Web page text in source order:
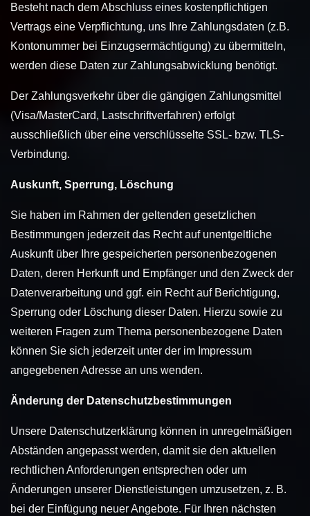
Besteht nach dem Abschluss eines kostenpflichtigen
Vertrags eine Verpflichtung, uns Ihre Zahlungsdaten (z.B.
Kontonummer bei Einzugsermächtigung) zu übermitteln,
werden diese Daten zur Zahlungsabwicklung benötigt.
Der Zahlungsverkehr über die gängigen Zahlungsmittel
(Visa/MasterCard, Lastschriftverfahren) erfolgt
ausschließlich über eine verschlüsselte SSL- bzw. TLS-
Verbindung.
Auskunft, Sperrung, Löschung
Sie haben im Rahmen der geltenden gesetzlichen
Bestimmungen jederzeit das Recht auf unentgeltliche
Auskunft über Ihre gespeicherten personenbezogenen
Daten, deren Herkunft und Empfänger und den Zweck der
Datenverarbeitung und ggf. ein Recht auf Berichtigung,
Sperrung oder Löschung dieser Daten. Hierzu sowie zu
weiteren Fragen zum Thema personenbezogene Daten
können Sie sich jederzeit unter der im Impressum
angegebenen Adresse an uns wenden.
Änderung der Datenschutzbestimmungen
Unsere Datenschutzerklärung können in unregelmäßigen
Abständen angepasst werden, damit sie den aktuellen
rechtlichen Anforderungen entsprechen oder um
Änderungen unserer Dienstleistungen umzusetzen, z. B.
bei der Einfügung neuer Angebote. Für Ihren nächsten